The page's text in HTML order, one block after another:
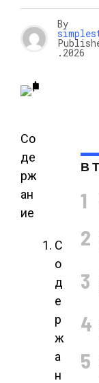
By
.2026
Со
де
рж
ан
ие
С
о
д
е
р
ж
а
н
В